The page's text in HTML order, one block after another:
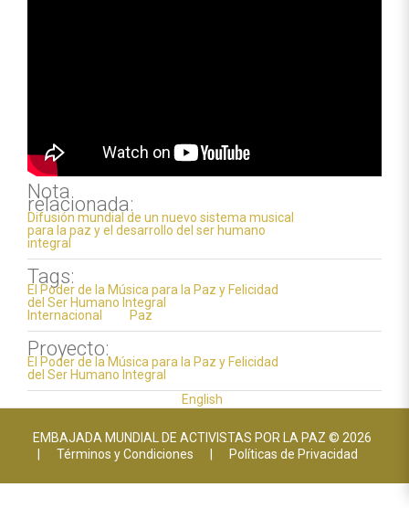
Nota
relacionada:
Difusión mundial de un nuevo sistema musical
para la paz y el desarrollo del ser humano
integral
Tags:
El Poder de la Música para la Paz y Felicidad
del Ser Humano Integral
Internacional
Paz
Proyecto:
El Poder de la Música para la Paz y Felicidad
del Ser Humano Integral
English
EMBAJADA MUNDIAL DE ACTIVISTAS POR LA PAZ © 2026
Términos y Condiciones Políticas de Privacidad